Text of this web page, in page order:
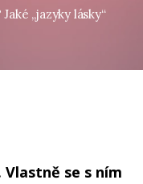
„jazyky lásky“
se s ním